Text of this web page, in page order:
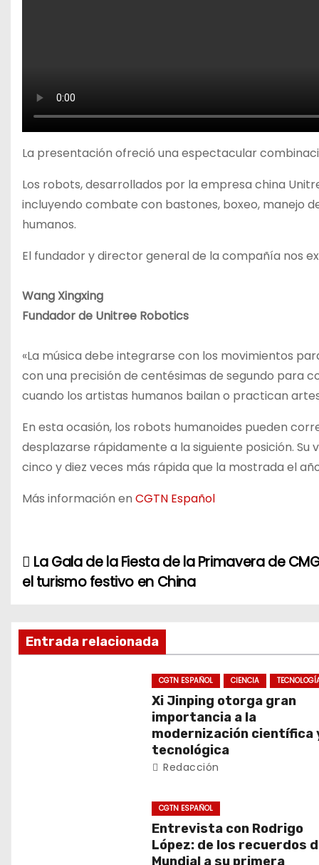
La presentación ofreció una espectacular
Los robots, desarrollados por la empresa china
incluyendo combate con bastones, boxeo, manejo
humanos.
El fundador y director general de la compañía nos
Wang Xingxing
Fundador de Unitree Robotics
«La música debe integrarse con los movimientos
con una precisión de centésimas de segundo para
cuando los artistas humanos bailan o practican
En esta ocasión, los robots humanoides pueden
desplazarse rápidamente a la siguiente posición.
cinco y diez veces más rápida que la mostrada el
Más información en CGTN Español
N
v
e
La Gala de la Fiesta de la Primavera de
el turismo festivo en China
Entrada relacionada
CGTN ESPAÑOL CIENCIA
Xi Jinping otorga gran
importancia a la
modernización científica
tecnológica
Redacción
CGTN ESPAÑOL
Entrevista con Rodrigo
López: de los recuerdos
Mundial a su primera